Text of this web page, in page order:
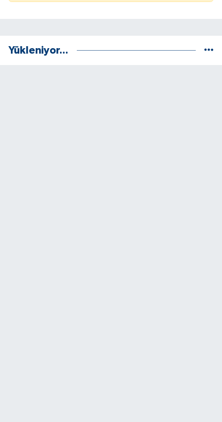
Yükleniyor...